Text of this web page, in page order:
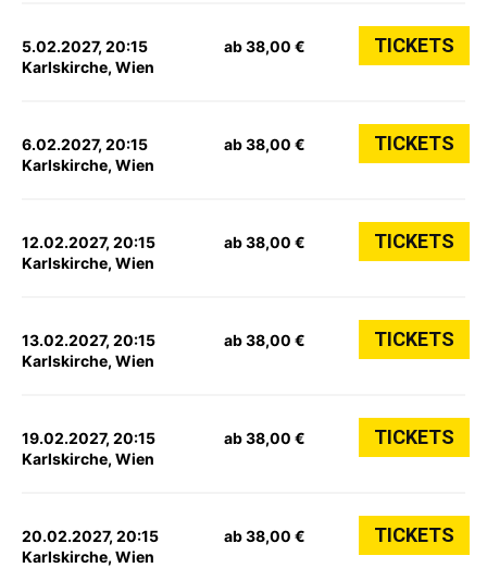
5.02.2027, 20:15
Karlskirche, Wien
ab 38,00 € TICKETS
6.02.2027, 20:15
Karlskirche, Wien
ab 38,00 € TICKETS
12.02.2027, 20:15
Karlskirche, Wien
ab 38,00 € TICKETS
13.02.2027, 20:15
Karlskirche, Wien
ab 38,00 € TICKETS
19.02.2027, 20:15
Karlskirche, Wien
ab 38,00 € TICKETS
20.02.2027, 20:15
Karlskirche, Wien
ab 38,00 € TICKETS